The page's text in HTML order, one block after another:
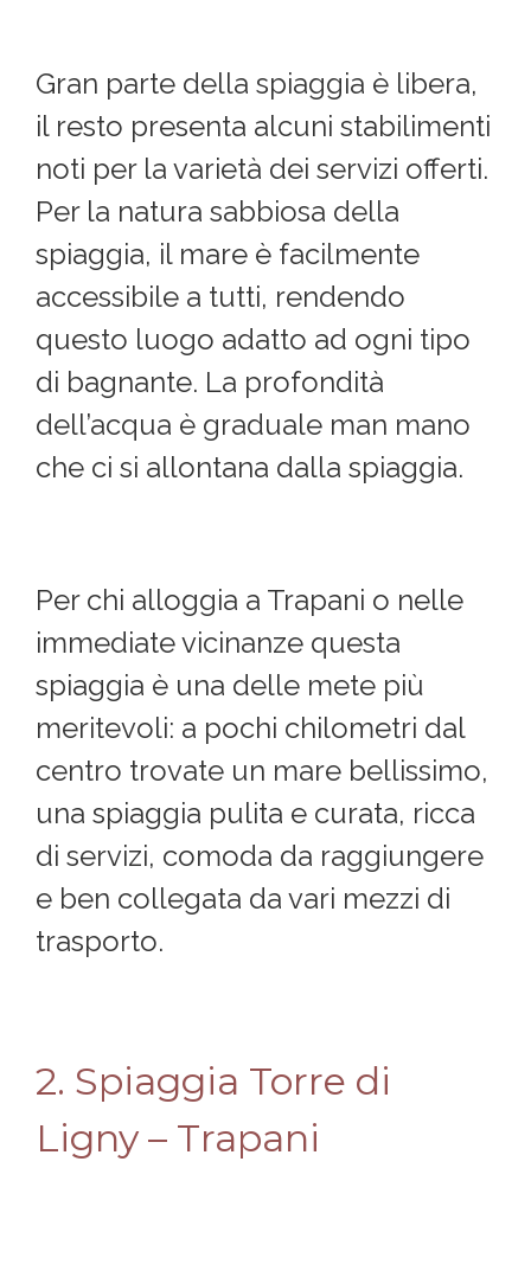
Gran parte della spiaggia è libera,
il resto presenta alcuni stabilimenti
noti per la varietà dei servizi offerti.
Per la natura sabbiosa della
spiaggia, il mare è facilmente
accessibile a tutti, rendendo
questo luogo adatto ad ogni tipo
di bagnante. La profondità
dell’acqua è graduale man mano
che ci si allontana dalla spiaggia.
Per chi alloggia a Trapani o nelle
immediate vicinanze questa
spiaggia è una delle mete più
meritevoli: a pochi chilometri dal
centro trovate un mare bellissimo,
una spiaggia pulita e curata, ricca
di servizi, comoda da raggiungere
e ben collegata da vari mezzi di
trasporto.
2. Spiaggia Torre di
Ligny – Trapani